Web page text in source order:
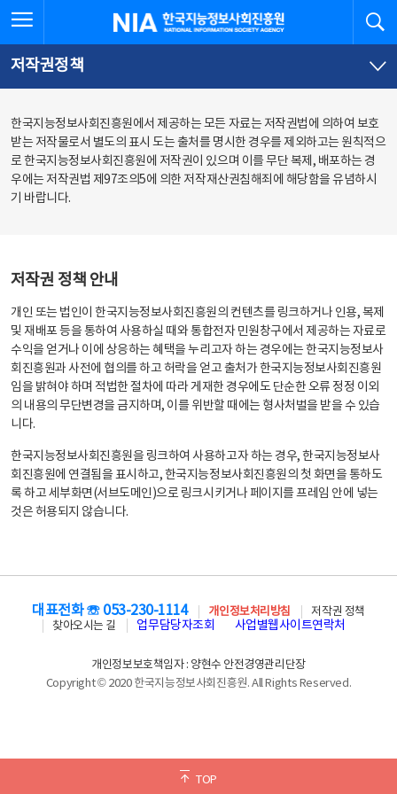
문
로
가
체
뉴
바
가
한국지능정보사회진흥원
저작권정책
한국지능정보사회진흥원에서 제공하는 모든 자료는 저작권법에 의하여 보호
받는 저작물로서 별도의 표시 도는 출처를 명시한 경우를 제외하고는 원칙적으
로 한국지능정보사회진흥원에 저작권이 있으며 이를 무단 복제, 배포하는 경
우에는 저작권법 제97조의5에 의한 저작재산권침해죄에 해당함을 유념하시
기 바랍니다.
저작권 정책 안내
개인 또는 법인이 한국지능정보사회진흥원의 컨텐츠를 링크하거나 인용, 복제
및 재배포 등을 통하여 사용하실 때와 통합전자 민원창구에서 제공하는 자료로
수익을 얻거나 이에 상응하는 혜택을 누리고자 하는 경우에는 한국지능정보사
회진흥원과 사전에 협의를 하고 허락을 얻고 출처가 한국지능정보사회진흥원
임을 밝혀야 하며 적법한 절차에 따라 게재한 경우에도 단순한 오류 정정 이외
의 내용의 무단변경을 금지하며, 이를 위반할 때에는 형사처벌을 받을 수 있습
니다.
한국지능정보사회진흥원을 링크하여 사용하고자 하는 경우, 한국지능정보사
회진흥원에 연결됨을 표시하고, 한국지능정보사회진흥원의 첫 화면을 통하도
록 하고 세부화면(서브도메인)으로 링크시키거나 페이지를 프레임 안에 넣는
것은 허용되지 않습니다.
TOP
대표전화 ☏ 053-230-1114 개인정보처리방침
저작권 정책
찾아오시는 길
업무담당자조회 사업별웹사이트연락처
개인정보보호책임자 : 양현수 안전경영관리단장
Copyright © 2020 한국지능정보사회진흥원. All Rights Reserved.